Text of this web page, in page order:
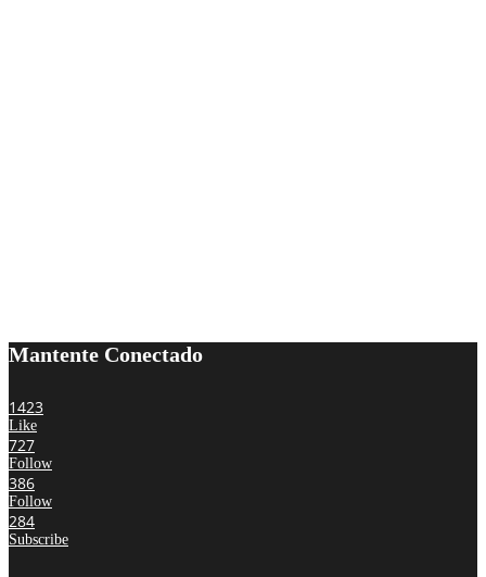
Mantente Conectado
1423
Like
727
Follow
386
Follow
284
Subscribe